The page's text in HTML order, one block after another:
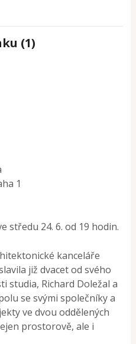
(1)
1
středu 24. 6. od 19 hodin.
kanceláře
již dvacet od svého
studia, Richard Doležal a
se svými společníky a
ve dvou oddělených
prostorově, ale i